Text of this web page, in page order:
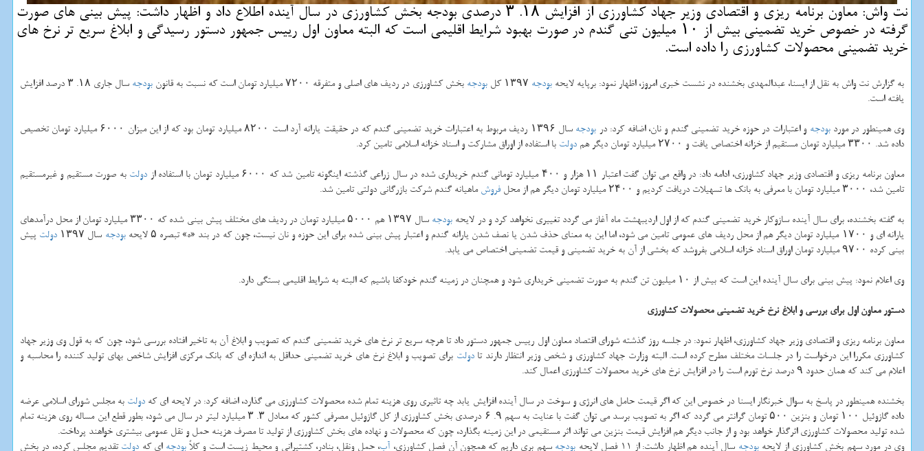
نت واش: معاون برنامه ریزی و اقتصادی وزیر جهاد كشاورزی از افزایش ۱۸. ۳ درصدی بودجه بخش كشاورزی در سال آینده اطلاع داد و اظهار داشت: پیش بینی های صورت
گرفته در خصوص خرید تضمینی بیش از ۱۰ میلیون تنی گندم در صورت بهبود شرایط اقلیمی است كه البته معاون اول رییس جمهور دستور رسیدگی و ابلاغ سریع تر نرخ های
خرید تضمینی محصولات كشاورزی را داده است.
به گزارش نت واش به نقل از ایسنا، عبدالمهدی بخشنده در نشست خبری امروز، اظهار نمود: برپایه لایحهبودجه بودجه بخش كشاورزی در ردیف های اصلی و متفرقه ۷۲۰۰ میلیارد تومان است كه نسبت به قانون بودجه
سال جاری ۱۸. ۳ درصد افزایش
یافته است.
وی همینطور در موردبودجه و اعتبارات در حوزه خرید تضمینی گندم و نان، اضافه كرد: در بودجه
سال ۱۳۹۶ ردیف مربوط به اعتبارات خرید تضمینی گندم كه در حقیقت یارانه آرد است ۸۲۰۰ میلیارد تومان بود كه از این میزان ۶۰۰۰ میلیارد تومان تخصیص
داده شد. ۳۳۰۰ میلیارد تومان مستقیم از خزانه اختصاص یافت و ۲۷۰۰ میلیارد تومان دیگر هم
دولت با استفاده از اوراق مشاركت و اسناد خزانه اسلامی تامین كرد.
معاون برنامه ریزی و اقتصادی وزیر جهاد كشاورزی، ادامه داد: در واقع می توان گفت اعتبار ۱۱ هزار و ۴۰۰ میلیارد تومانی گندم خریداری شده در سال زراعی گذشته اینگونه تامین شد كه ۶۰۰۰ میلیارد تومان با استفاده از
دولت به صورت مستقیم و غیرمستقیم
تامین شد، ۳۰۰۰ میلیارد تومان با معرفی به بانك ها تسهیلات دریافت كردیم و ۲۴۰۰ میلیارد تومان دیگر هم از محل
فروشماهیانه گندم شركت بازرگانی دولتی تامین شد.
به گفته بخشنده، برای سال آینده سازوكار خرید تضمینی گندم كه از اول اردیبهشت ماه آغاز می گردد تغییری نخواهد كرد و در لایحه بودجه
سال ۱۳۹۷ هم ۵۰۰۰ میلیارد تومان در ردیف های مختلف پیش بینی شده كه ۳۳۰۰ میلیارد تومان از محل درآمدهای
یارانه ای و ۱۷۰۰ میلیارد تومان دیگر هم از محل ردیف های عمومی تامین می شود، اما این به معنای حذف شدن یا نصف شدن یارانه گندم و اعتبار پیش بینی شده برای این حوزه و نان نیست، چون كه در بند «ه» تبصره ۵ لایحه
بودجه سال ۱۳۹۷ دولت پیش
بینی كرده ۹۷۰۰ میلیارد تومان اوراق اسناد خزانه اسلامی بفروشد كه بخشی از آن به خرید تضمینی و قیمت تضمینی اختصاص می یابد.
وی اعلام نمود: پیش بینی برای سال آینده این است كه بیش از ۱۰ میلیون تن گندم به صورت تضمینی خریداری شود و همچنان در زمینه گندم خودكفا باشیم كه البته به شرایط اقلیمی بستگی دارد.
دستور معاون اول برای بررسی و ابلاغ نرخ خرید تضمینی محصولات كشاورزی
معاون برنامه ریزی و اقتصادی وزیر جهاد كشاورزی، اظهار نمود: در جلسه روز گذشته شورای اقتصاد معاون اول رییس جمهور دستور داد تا هرچه سریع تر نرخ های خرید تضمینی گندم كه تصویب و ابلاغ آن به تاخیر افتاده بررسی شود، چون كه به قول وی وزیر جهاد
كشاورزی مكررا این درخواست را در جلسات مختلف مطرح كرده است. البته وزارت جهاد كشاورزی و شخص وزیر انتظار دارند تادولت برای تصویب و ابلاغ نرخ های خرید تضمینی حداقل به اندازه ای كه بانك مركزی افزایش شاخص بهای تولید كننده را محاسبه و
اعلام می كند كه همان حدود ۹ درصد نرخ تورم است را در افزایش نرخ های خرید محصولات كشاورزی اعمال كند.
بخشنده همینطور در پاسخ به سوال خبرنگار ایسنا در خصوص این كه اگر قیمت حامل های انرژی و سوخت در سال آینده افزایش یابد چه تاثیری روی هزینه تمام شده محصولات كشاورزی می گذارد، اضافه كرد: در لایحه ای كه دولت به مجلس شورای اسلامی عرضه
داده گازوئیل ۱۰۰ تومان و بنزین ۵۰۰ تومان گرانتر می گردد كه اگر به تصویب برسد می توان گفت با عنایت به سهم ۹. ۶ درصدی بخش كشاورزی از كل گازوئیل مصرفی كشور كه معادل ۳. ۳ میلیارد لیتر در سال می شود، بطور قطع این مساله روی هزینه تمام
شده تولید محصولات كشاورزی اثرگذار خواهد بود و از جانب دیگر هم افزایش قیمت بنزین می تواند اثر مستقیمی در این زمینه بگذارد، چون كه محصولات و نهاده های بخش كشاورزی از تولید تا مصرف هزینه حمل و نقل عمومی بیشتری خواهند پرداخت.
وی در مورد سهم بخش كشاورزی از لایحهبودجه سال آینده هم اظهار داشت: از 11 فصل لایحه بودجه سهم بری داریم كه همچون آن فصل كشاورزی، آب، حمل ونقل، بنادر، كشتیرانی و محیط زیست است و كلاًبودجه ای كه دولتتقدیم مجلس كرده، در بخش